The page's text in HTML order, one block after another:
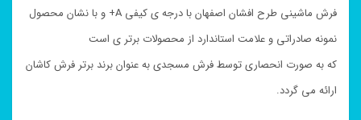
فرش ماشینی طرح افشان اصفهان با درجه ی کیفی A+ و با نشان محصول
نمونه صادراتی و علامت استاندارد از محصولات برتر ی است
که به صورت انحصاری توسط فرش مسجدی به عنوان برند برتر فرش کاشان
ارائه می گردد.